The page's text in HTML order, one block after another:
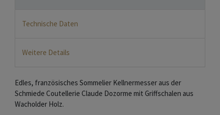
Technische Daten
Weitere Details
Edles, französisches Sommelier Kellnermesser aus der
Schmiede Coutellerie Claude Dozorme mit Griffschalen aus
Wacholder Holz.